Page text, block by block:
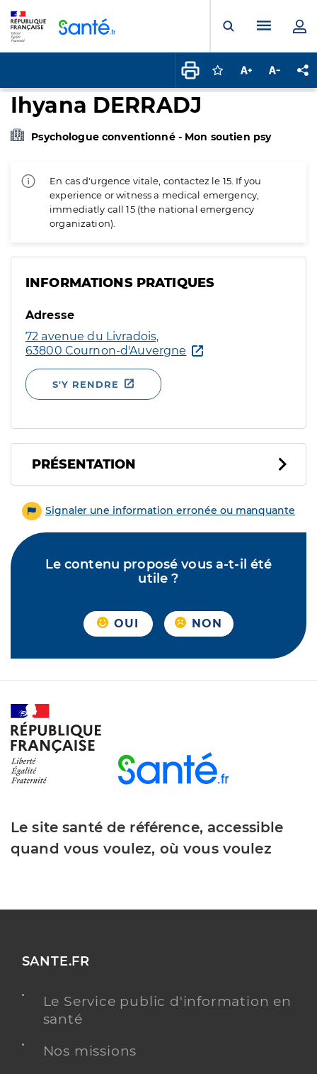
Ouvrir laMenu
Connectez-vous
Augmenter la
Ihyana DERRADJ
Psychologue conventionné - Mon soutien psy
En cas d'urgence vitale, contactez le 15. If you
experience or witness a medical emergency,
immediatly call 15 (the national emergency
organization).
INFORMATIONS PRATIQUES
Adresse
72 avenue du Livradois,
63800 Cournon-d'Auvergne
S'Y RENDRE
PRÉSENTATION
Signaler une information erronée ou manquante
Le contenu proposé vous a-t-il été
utile ?
OUI NON
Le site santé de référence, accessible
quand vous voulez, où vous voulez
SANTE.FR
Le Service public d'information en
santé
Nos missions